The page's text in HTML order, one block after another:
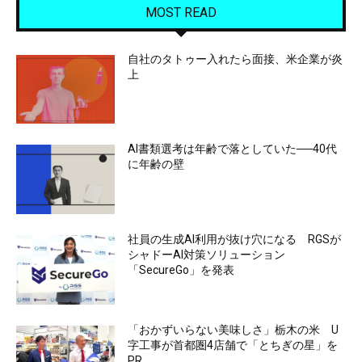
MOST READ
自社のタトゥー入れたら面接、米企業が炎
上
AI書類選考は年齢で落としていた──40代
に年齢の壁
社員の生成AI利用が抜け穴になる RGSが
シャドーAI対策ソリューション
「SecureGo」を発表
「おかずいらない美味しさ」栃木の米 U
字工事が首都圏4店舗で「とちぎの星」を